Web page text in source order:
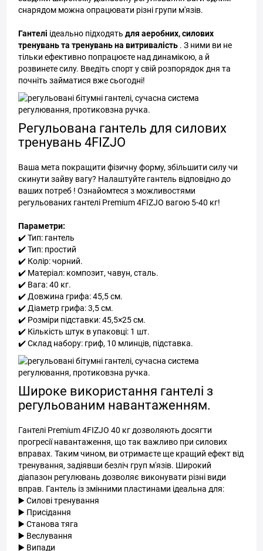
снарядом можна опрацювати різні групи м'язів.
Гантелі ідеально підходять для аеробних, силових
тренувань та тренувань на витривалість . З ними ви не
тільки ефективно попрацюєте над динамікою, а й
розвинете силу. Введіть спорт у свій розпорядок дня та
почніть займатися вже сьогодні!
Регульована гантель для силових
тренувань 4FIZJO
Ваша мета покращити фізичну форму, збільшити силу чи
скинути зайву вагу? Налаштуйте гантель відповідно до
ваших потреб ! Ознайомтеся з можливостями
регульованих гантелі Premium 4FIZJO вагою 5-40 кг!
Параметри:
✔️ Тип: гантель
✔️ Тип: простий
✔️ Колір: чорний.
✔️ Матеріал: композит, чавун, сталь.
✔️ Вага: 40 кг.
✔️ Довжина грифа: 45,5 см.
✔️ Діаметр грифа: 3,5 см.
✔️ Розміри підставки: 45,5×25 см.
✔️ Кількість штук в упаковці: 1 шт.
✔️ Склад набору: гриф, 10 млинців, підставка.
Широке використання гантелі з
регульованим навантаженням.
Гантелі Premium 4FIZJO 40 кг дозволяють досягти
прогресії навантаження, що так важливо при силових
вправах. Таким чином, ви отримаєте ще кращий ефект від
тренування, задіявши безліч груп м'язів. Широкий
діапазон регулювань дозволяє виконувати різні види
вправ. Гантель із змінними пластинами ідеальна для:
▶️ Силові тренування
▶️ Присідання
▶️ Станова тяга
▶️ Веслування
▶️ Випади